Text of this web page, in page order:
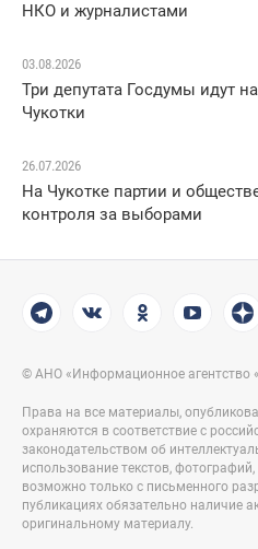
НКО и журналистами
03.08.2026
Три депутата Госдумы идут
Чукотки
26.07.2026
На Чукотке партии и
контроля за выборами
© АНО «Информационное агентство
Права на все материалы,
охраняются в соответствие с
законодательством об
использование текстов,
возможно только с письменного
публикациях обязательно наличие
оригинальному материалу.